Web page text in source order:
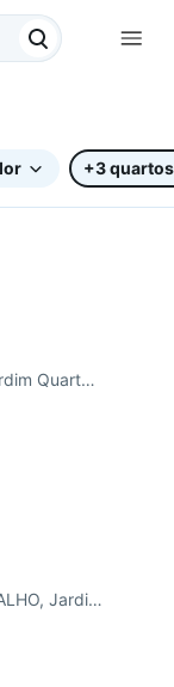
+3 quartos
RUA DURVALINA TAVARES BARRETO, Jardim Quarto Centenário
RUA JOSÉ RODRIGUES PINTO DE CARVALHO, Jardim Quarto Centenário